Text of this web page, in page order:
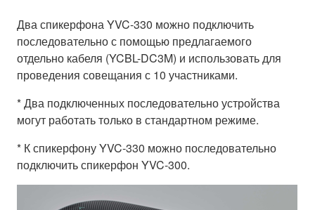
Два спикерфона YVC-330 можно подключить
последовательно с помощью предлагаемого
отдельно кабеля (YCBL-DC3M) и использовать для
проведения совещания с 10 участниками.
* Два подключенных последовательно устройства
могут работать только в стандартном режиме.
* К спикерфону YVC-330 можно последовательно
подключить спикерфон YVC-300.